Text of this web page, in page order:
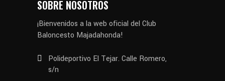
SOBRE NOSOTROS
¡Bienvenidos a la web oficial del Club
Baloncesto Majadahonda!
Polideportivo El Tejar. Calle Romero,
s/n